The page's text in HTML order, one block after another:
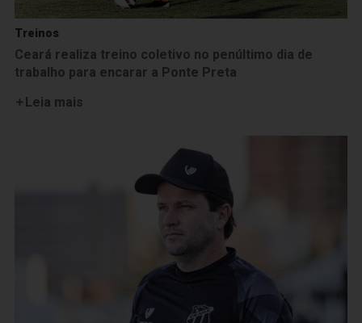
Treinos
Ceará realiza treino coletivo no penúltimo dia de
trabalho para encarar a Ponte Preta
Leia mais